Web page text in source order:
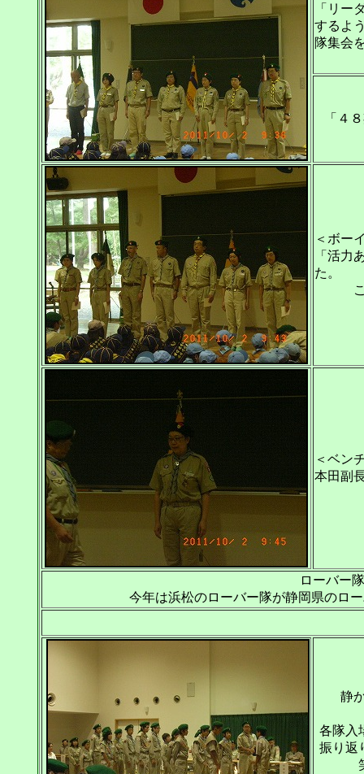
「リー
するよ
隊集会
「４
＜ボー
「活力
た。
この
＜ベン
本田副
ローバー
今年は浜松のローバー隊が静岡県のロ
静
各隊入
振り返